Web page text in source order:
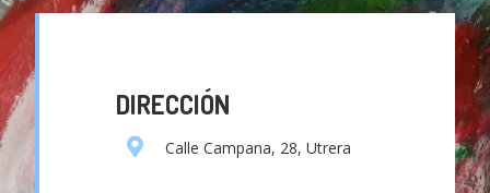
DIRECCIÓN
Calle Campana, 28, Utrera